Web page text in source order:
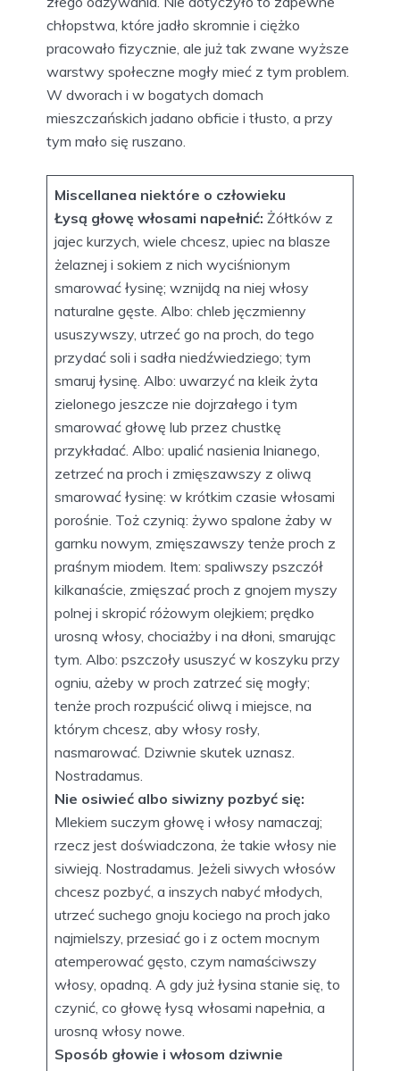
chłopstwa, które jadło skromnie i ciężko
pracowało fizycznie, ale już tak zwane wyższe
warstwy społeczne mogły mieć z tym problem.
W dworach i w bogatych domach
mieszczańskich jadano obficie i tłusto, a przy
tym mało się ruszano.
Miscellanea niektóre o człowieku
Łysą głowę włosami napełnić: Żółtków z
jajec kurzych, wiele chcesz, upiec na blasze
żelaznej i sokiem z nich wyciśnionym
smarować łysinę; wznijdą na niej włosy
naturalne gęste. Albo: chleb jęczmienny
ususzywszy, utrzeć go na proch, do tego
przydać soli i sadła niedźwiedziego; tym
smaruj łysinę. Albo: uwarzyć na kleik żyta
zielonego jeszcze nie dojrzałego i tym
smarować głowę lub przez chustkę
przykładać. Albo: upalić nasienia lnianego,
zetrzeć na proch i zmięszawszy z oliwą
smarować łysinę: w krótkim czasie włosami
porośnie. Toż czynią: żywo spalone żaby w
garnku nowym, zmięszawszy tenże proch z
praśnym miodem. Item: spaliwszy pszczół
kilkanaście, zmięszać proch z gnojem myszy
polnej i skropić różowym olejkiem; prędko
urosną włosy, chociażby i na dłoni, smarując
tym. Albo: pszczoły ususzyć w koszyku przy
ogniu, ażeby w proch zatrzeć się mogły;
tenże proch rozpuścić oliwą i miejsce, na
którym chcesz, aby włosy rosły,
nasmarować. Dziwnie skutek uznasz.
Nostradamus.
Nie osiwieć albo siwizny pozbyć się:
Mlekiem suczym głowę i włosy namaczaj;
rzecz jest doświadczona, że takie włosy nie
siwieją. Nostradamus. Jeżeli siwych włosów
chcesz pozbyć, a inszych nabyć młodych,
utrzeć suchego gnoju kociego na proch jako
najmielszy, przesiać go i z octem mocnym
atemperować gęsto, czym namaściwszy
włosy, opadną. A gdy już łysina stanie się, to
czynić, co głowę łysą włosami napełnia, a
urosną włosy nowe.
Sposób głowie i włosom dziwnie